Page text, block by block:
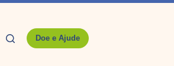
Doe e Ajude